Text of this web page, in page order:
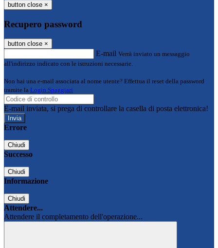
button close ×
Recupero password
button close ×
E-mail Verrà inviato un messaggio
all'indirizzo indicato con le istruzioni necessarie.
Non hai una e-mail associata al nome utente? Effettua il reset della password
tramite la Login Spaggiari
E-mail inviata, si prega di controllare la casella di posta elettronica!
Errore
Chiudi
Successo
Chiudi
Informazione
Chiudi
Attendere...
Attendere il completamento dell'operazione...